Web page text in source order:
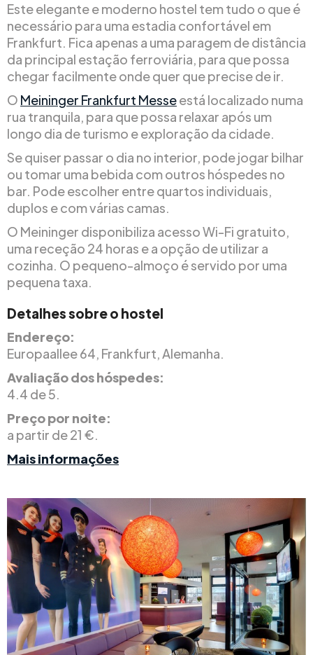
Este elegante e moderno hostel tem tudo o que é
necessário para uma estadia confortável em
Frankfurt. Fica apenas a uma paragem de distância
da principal estação ferroviária, para que possa
chegar facilmente onde quer que precise de ir.
O Meininger Frankfurt Messeestá localizado numa
rua tranquila, para que possa relaxar após um
longo dia de turismo e exploração da cidade.
Se quiser passar o dia no interior, pode jogar bilhar
ou tomar uma bebida com outros hóspedes no
bar. Pode escolher entre quartos individuais,
duplos e com várias camas.
O Meininger disponibiliza acesso Wi-Fi gratuito,
uma receção 24 horas e a opção de utilizar a
cozinha. O pequeno-almoço é servido por uma
pequena taxa.
Detalhes sobre o hostel
Endereço:
Europaallee 64, Frankfurt, Alemanha.
Avaliação dos hóspedes:
4.4 de 5.
Preço por noite:
a partir de 21 €.
Mais informações